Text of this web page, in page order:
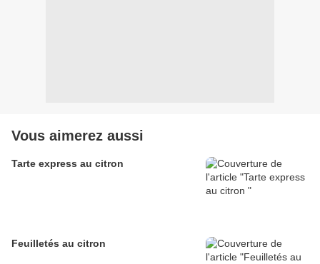
Vous aimerez aussi
Tarte express au citron
Feuilletés au citron